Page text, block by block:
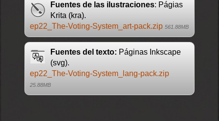
Fuentes de las ilustraciones: Págias
Krita (kra).
ep22_The-Voting-System_art-pack.zip 561.88MB
Fuentes del texto: Páginas Inkscape
(svg).
ep22_The-Voting-System_lang-pack.zip
25.88MB